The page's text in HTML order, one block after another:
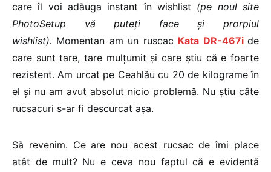
care îl voi adăuga instant în wishlist (pe noul site
PhotoSetup vă puteți face și prorpiul
wishlist). Momentan am un ruscac Kata DR-467i de
care sunt tare, tare mulțumit și care știu că e foarte
rezistent. Am urcat pe Ceahlău cu 20 de kilograme în
el și nu am avut absolut nicio problemă. Nu știu câte
rucsacuri s-ar fi descurcat așa.
Să revenim. Ce are nou acest rucsac de îmi place
atât de mult? Nu e ceva nou faptul că e evidentă